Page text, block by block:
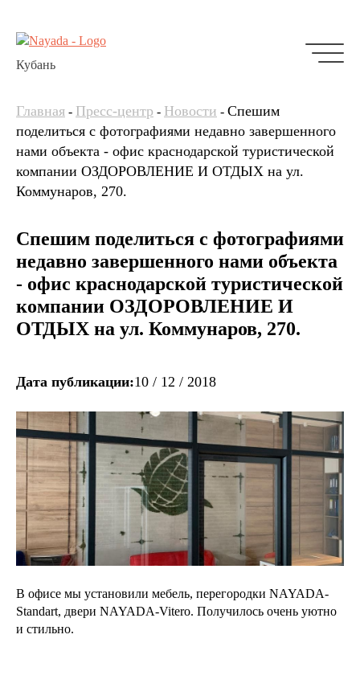
Кубань
Главная - Пресс-центр - Новости - Спешим
поделиться с фотографиями недавно завершенного
нами объекта - офис краснодарской туристической
компании ОЗДОРОВЛЕНИЕ И ОТДЫХ на ул.
Коммунаров, 270.
Спешим поделиться с фотографиями
недавно завершенного нами объекта
- офис краснодарской туристической
компании ОЗДОРОВЛЕНИЕ И
ОТДЫХ на ул. Коммунаров, 270.
Дата публикации:10 / 12 / 2018
В офисе мы установили мебель, перегородки NAYADA-
Standart, двери NAYADA-Vitero. Получилось очень уютно
и стильно.